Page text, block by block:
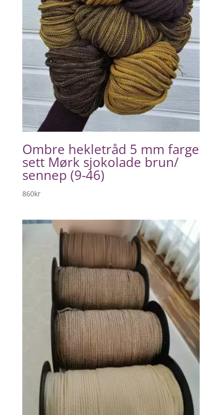
Ombre hekletråd 5 mm farge
sett Mørk sjokolade brun/
sennep (9-46)
860kr